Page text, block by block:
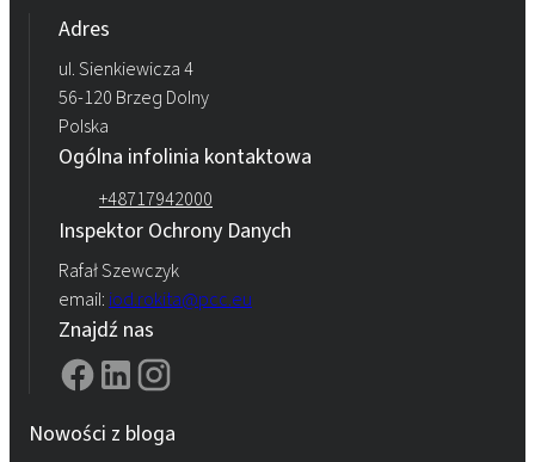
Adres
ul. Sienkiewicza 4
56-120 Brzeg Dolny
Polska
Ogólna infolinia kontaktowa
+48717942000
Inspektor Ochrony Danych
Rafał Szewczyk
email: iod.rokita@pcc.eu
Znajdź nas
Nowości z bloga